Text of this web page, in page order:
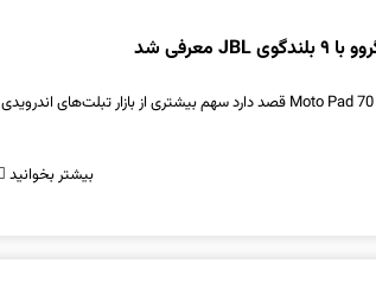
موتورولا با معرفی دو تبلت جدید Moto Pad 70 و Moto Pad 70 Groove قصد دارد سهم بیشتری از بازار تبلت‌های اندرویدی
بیشتر بخوانید